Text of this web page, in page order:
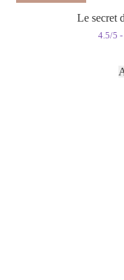
Le secret
4.5/5